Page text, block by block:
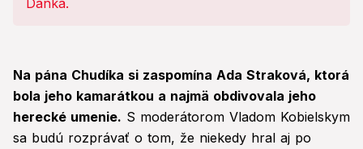
Na pána Chudíka si zaspomína Ada Straková, ktorá
bola jeho kamarátkou a najmä obdivovala jeho
herecké umenie. S moderátorom Vladom Kobielskym
sa budú rozprávať o tom, že niekedy hral aj po